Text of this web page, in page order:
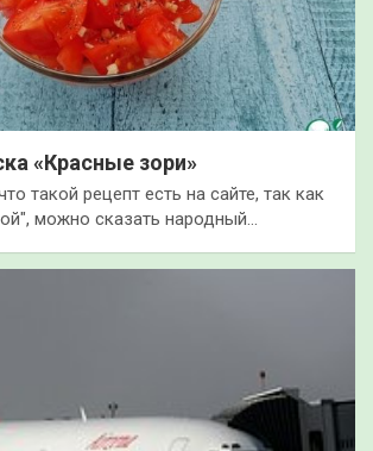
«Красные зори»
такой рецепт есть на сайте, так как
можно сказать народный…